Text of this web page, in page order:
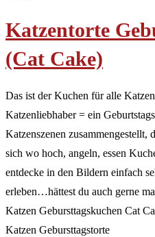
Katzentorte
(Cat Cake)
Das ist der Kuchen für alle
Katzenliebhaber = ein
Katzenszenen zusammengestellt,
sich wo hoch, angeln, essen
entdecke in den Bildern einfach
erleben…hättest du auch gerne
Katzen Gebursttagskuchen Cat
Katzen Gebursttagstorte